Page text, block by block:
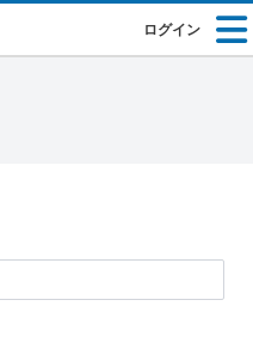
ログイン